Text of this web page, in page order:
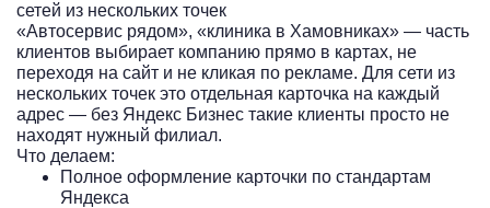
сетей из нескольких точек
«Автосервис рядом», «клиника в Хамовниках» — часть
клиентов выбирает компанию прямо в картах, не
переходя на сайт и не кликая по рекламе. Для сети из
нескольких точек это отдельная карточка на каждый
адрес — без Яндекс Бизнес такие клиенты просто не
находят нужный филиал.
Что делаем:
Полное оформление карточки по стандартам
Яндекса